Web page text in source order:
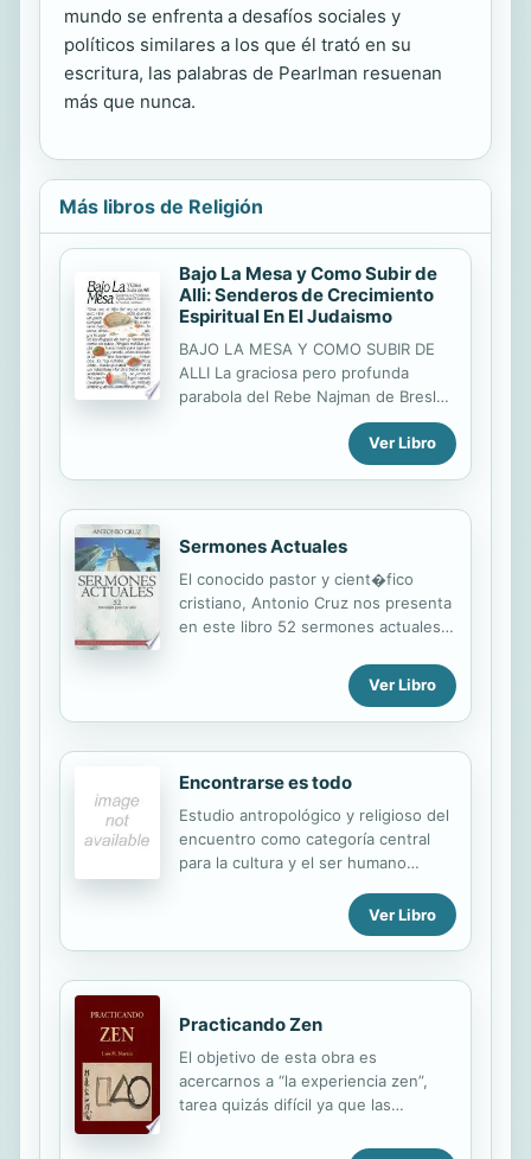
mundo se enfrenta a desafíos sociales y
políticos similares a los que él trató en su
escritura, las palabras de Pearlman resuenan
más que nunca.
Más libros de Religión
Bajo La Mesa y Como Subir de
Alli: Senderos de Crecimiento
Espiritual En El Judaismo
BAJO LA MESA Y COMO SUBIR DE
ALLI La graciosa pero profunda
parabola del Rebe Najman de Breslov
sobre principe que penso que era un
pavo sirve de marco para este
manual y guia de ensenanzas faciles
yo superior, incluyendo el
pensamiento positivo, el logro de los
ejercicio, etc.
Ver Libro
Sermones Actuales
El conocido pastor y cient�fico
cristiano, Antonio Cruz nos presenta
en este libro 52 sermones actuales
fundamental de su publicaci�n es
ayudar al predicador en su
importante ministerio de llevar
globalizaci�n y servir de referencia
e inspiraci�n a la hora de crear
nuevas homil�as que integren el
mensaje de la Iglesia en la sociedad
Ver Libro
Encontrarse es todo
Estudio antropológico y religioso del
encuentro como categoría central
para la cultura y el ser humano
Ver Libro
Practicando Zen
El objetivo de esta obra es
acercarnos a “la experiencia zen”,
tarea quizás difícil ya que las
su significado y hasta nos pueden